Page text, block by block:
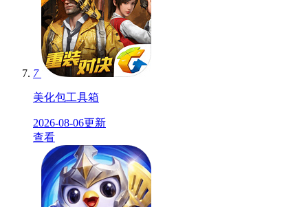
7
美化包工具箱
2026-08-06更新
查看